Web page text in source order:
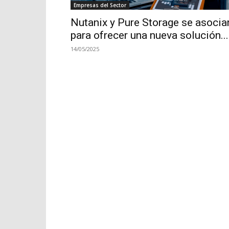
Empresas del Sector
Nutanix y Pure Storage se
para ofrecer una nueva solución...
14/05/2025